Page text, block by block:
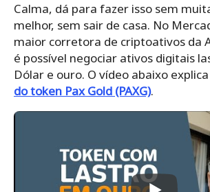
Calma, dá para fazer isso sem
melhor, sem sair de casa. No
maior corretora de criptoativos da
é possível negociar ativos digitais
Dólar e ouro. O vídeo abaixo
do token Pax Gold (PAXG).